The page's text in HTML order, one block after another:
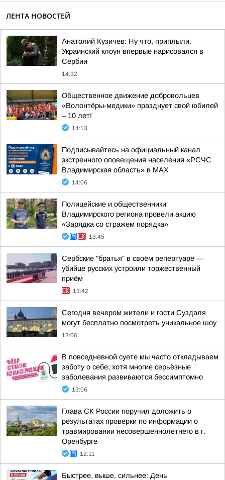
ЛЕНТА НОВОСТЕЙ
Анатолий Кузичев: Ну что, приплыли.
Украинский клоун впервые нарисовался в
Сербии
14:32
Общественное движение добровольцев
«Волонтёры-медики» празднует свой юбилей
– 10 лет!
14:13
Подписывайтесь на официальный канал
экстренного оповещения населения «РСЧС
Владимирская область» в МАХ
14:06
Полицейские и общественники
Владимирского региона провели акцию
«Зарядка со стражем порядка»
13:45
Сербские "братья" в своём репертуаре —
убийце русских устроили торжественный
приём
13:42
Сегодня вечером жители и гости Суздаля
могут бесплатно посмотреть уникальное шоу
13:06
В повседневной суете мы часто откладываем
заботу о себе, хотя многие серьёзные
заболевания развиваются бессимптомно
13:06
Глава СК России поручил доложить о
результатах проверки по информации о
травмировании несовершеннолетнего в г.
Оренбурге
12:11
Быстрее, выше, сильнее: День